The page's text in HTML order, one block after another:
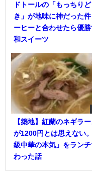
ドトールの「もっちり
き」が地味に神だった件
ーヒーと合わせたら優勝
和スイーツ
【築地】紅蘭のネギラ
が1200円とは思えない
級中華の本気」をラン
わった話